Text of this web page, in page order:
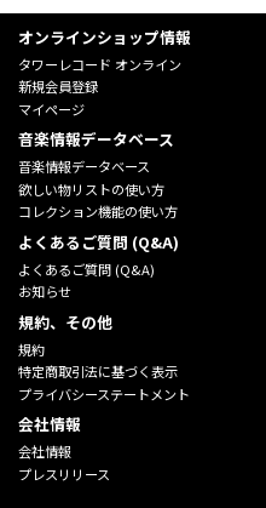
オンラインショップ情報
タワーレコード オンライン
新規会員登録
マイページ
音楽情報データベース
音楽情報データベース
欲しい物リストの使い方
コレクション機能の使い方
よくあるご質問 (Q&A)
よくあるご質問 (Q&A)
お知らせ
規約、その他
規約
特定商取引法に基づく表示
プライバシーステートメント
会社情報
会社情報
プレスリリース